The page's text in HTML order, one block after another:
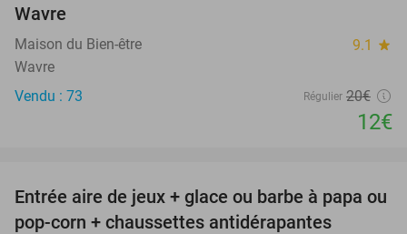
Wavre
Maison du Bien-être 9.1 star
Wavre
Vendu : 73
Régulier 20€
12€
41%
Entrée aire de jeux + glace ou barbe à papa ou
pop-corn + chaussettes antidérapantes